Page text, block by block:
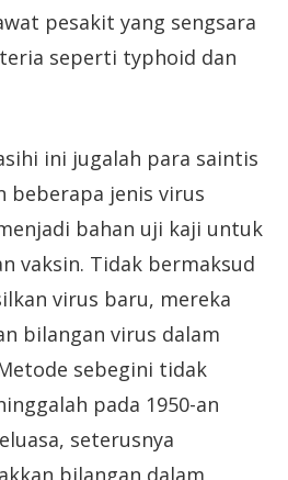
pesakit yang sengsara
seperti typhoid dan
ini jugalah para saintis
beberapa jenis virus
bahan uji kaji untuk
vaksin. Tidak bermaksud
virus baru, mereka
bilangan virus dalam
sebegini tidak
pada 1950-an
seterusnya
bilangan dalam